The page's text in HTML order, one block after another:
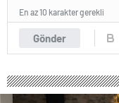
Gönder
En az 10 karakter gerekli